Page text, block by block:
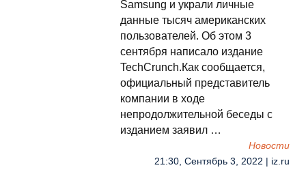
Samsung и украли личные
данные тысяч американских
пользователей. Об этом 3
сентября написало издание
TechCrunch.Как сообщается,
официальный представитель
компании в ходе
непродолжительной беседы с
изданием заявил …
Новости
21:30, Сентябрь 3, 2022 | iz.ru